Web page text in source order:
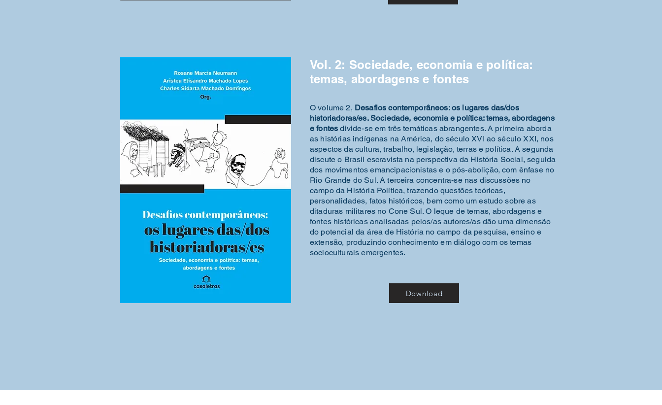
Vol. 2: Sociedade, economia e política:
temas, abordagens e fontes
O volume 2, Desafios contemporâneos: os lugares das/dos
historiadoras/es. Sociedade, economia e política: temas, abordagens
e fontesdivide-se em três temáticas abrangentes. A primeira aborda
as histórias indígenas na América, do século XVI ao século XXI, nos
aspectos da cultura, trabalho, legislação, terras e política. A segunda
discute o Brasil escravista na perspectiva da História Social, seguida
dos movimentos emancipacionistas e o pós-abolição, com ênfase no
Rio Grande do Sul. A terceira concentra-se nas discussões no
campo da História Política, trazendo questões teóricas,
personalidades, fatos históricos, bem como um estudo sobre as
ditaduras militares no Cone Sul. O leque de temas, abordagens e
fontes históricas analisadas pelos/as autores/as dão uma dimensão
do potencial da área de História no campo da pesquisa, ensino e
extensão, produzindo conhecimento em diálogo com os temas
socioculturais emergentes.
Download